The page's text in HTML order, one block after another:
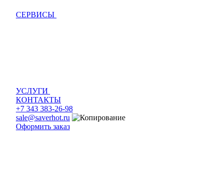
СЕРВИСЫ
УСЛУГИ
КОНТАКТЫ
+7 343 383-26-98
sale@saverhot.ru
Оформить заказ